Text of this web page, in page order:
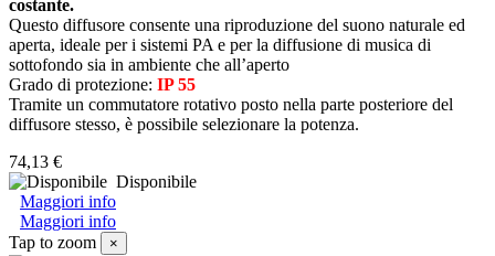
costante.
Questo diffusore consente una riproduzione del suono naturale ed
aperta, ideale per i sistemi PA e per la diffusione di musica di
sottofondo sia in ambiente che all’aperto
Grado di protezione: IP 55
Tramite un commutatore rotativo posto nella parte posteriore del
diffusore stesso, è possibile selezionare la potenza.
74,13 €
Disponibile
Maggiori info
Maggiori info
Tap to zoom
×